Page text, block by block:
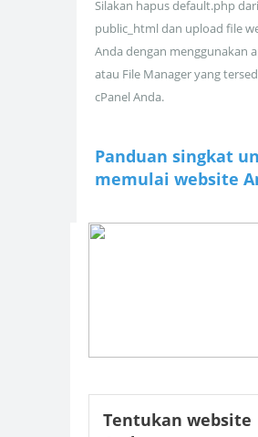
Silakan hapus default.php
public_html dan upload file
Anda dengan menggunakan
atau File Manager yang
cPanel Anda.
Panduan singkat
memulai website
Tentukan website